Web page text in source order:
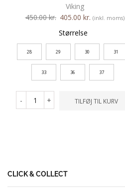
Viking
450.00kr. 405.00 kr. (inkl. moms)
Størrelse
28 29 30 31
33 36 37
- + TILFØJ TIL KURV
CLICK & COLLECT